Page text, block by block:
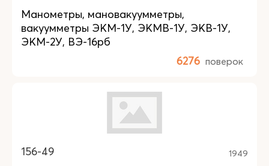
Манометры, мановакуумметры,
вакуумметры ЭКМ-1У, ЭКМВ-1У, ЭКВ-1У,
ЭКМ-2У, ВЭ-16рб
6276 поверок
156-49 1949